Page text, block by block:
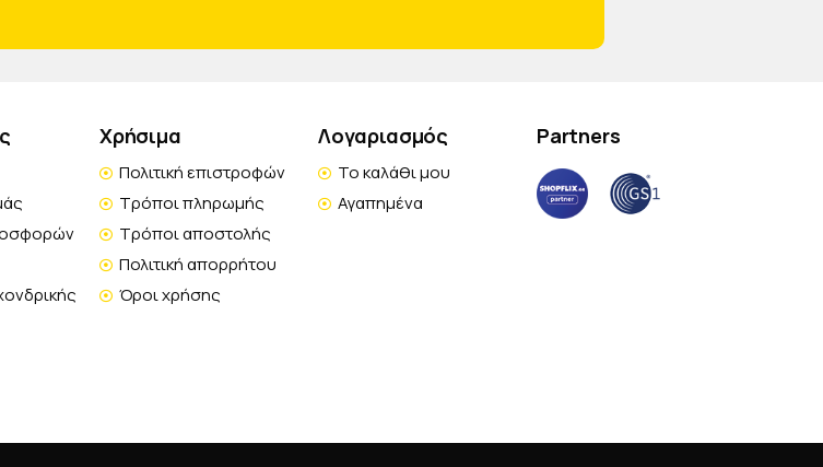
Χρήσιμα
Πολιτική επιστροφών
Τρόποι πληρωμής
Τρόποι αποστολής
Πολιτική απορρήτου
Όροι χρήσης
Λογαριασμός
Το καλάθι μου
Αγαπημένα
Partners